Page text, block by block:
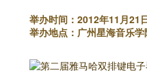
举办时间：2012年11月21
举办地点：广州星海音乐学